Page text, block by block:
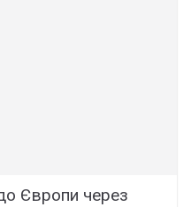
Євpoпи через